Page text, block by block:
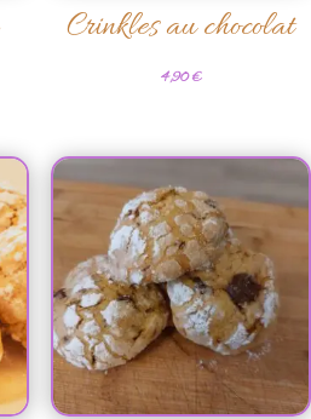
Crinkles au chocolat
4,90€